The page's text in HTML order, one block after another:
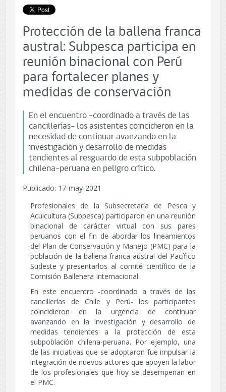
Protección de la ballena franca
austral: Subpesca participa en
reunión binacional con Perú
para fortalecer planes y
medidas de conservación
En el encuentro –coordinado a través de las
cancillerías- los asistentes coincidieron en la
necesidad de continuar avanzando en la
investigación y desarrollo de medidas
tendientes al resguardo de esta subpoblación
chilena-peruana en peligro crítico.
Publicado: 17-may-2021
Profesionales de la Subsecretaría de Pesca y
Acuicultura (Subpesca) participaron en una reunión
binacional de carácter virtual con sus pares
peruanos con el fin de abordar los lineamientos
del Plan de Conservación y Manejo (PMC) para la
población de la ballena franca austral del Pacífico
Sudeste y presentarlos al comité científico de la
Comisión Ballenera Internacional.
En este encuentro -coordinado a través de las
cancillerías de Chile y Perú- los participantes
coincidieron en la urgencia de continuar
avanzando en la investigación y desarrollo de
medidas tendientes a la protección de esta
subpoblación chilena-peruana. Por ejemplo, una
de las iniciativas que se adoptaron fue impulsar la
integración de nuevos actores que apoyen la labor
de los profesionales que hoy se desempeñan en
el PMC.